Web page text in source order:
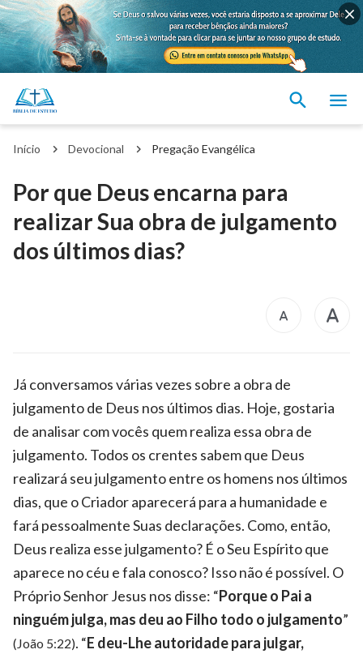
Início Devocional Pregação Evangélica
Por que Deus encarna para
realizar Sua obra de julgamento
dos últimos dias?
Já conversamos várias vezes sobre a obra de
julgamento de Deus nos últimos dias. Hoje, gostaria
de analisar com vocês quem realiza essa obra de
julgamento. Todos os crentes sabem que Deus
realizará seu julgamento entre os homens nos últimos
dias, que o Criador aparecerá para a humanidade e
fará pessoalmente Suas declarações. Como, então,
Deus realiza esse julgamento? É o Seu Espírito que
aparece no céu e fala conosco? Isso não é possível. O
Próprio Senhor Jesus nos disse: “Porque o Pai a
ninguém julga, mas deu ao Filho todo o julgamento”
(João 5:22). “E deu-Lhe autoridade para julgar,